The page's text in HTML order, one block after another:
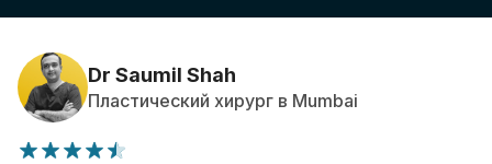
Dr Saumil Shah
Пластический хирург в Mumbai